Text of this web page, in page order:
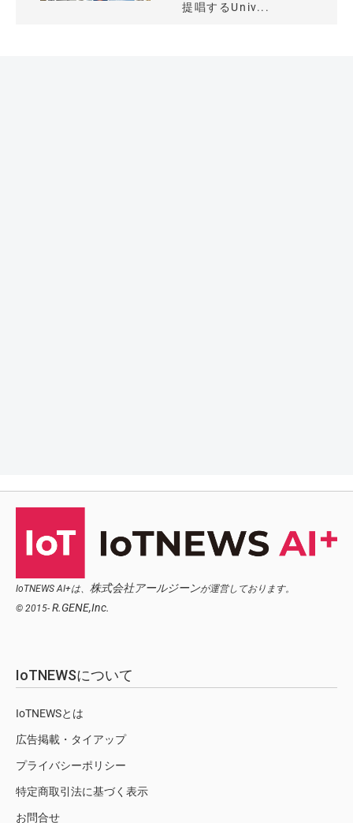
提唱するUniv...
IoTNEWS AI+は、 株式会社アールジーンが運営しております。
© 2015- R.GENE,Inc.
IoTNEWSについて
IoTNEWSとは
広告掲載・タイアップ
プライバシーポリシー
特定商取引法に基づく表示
お問合せ